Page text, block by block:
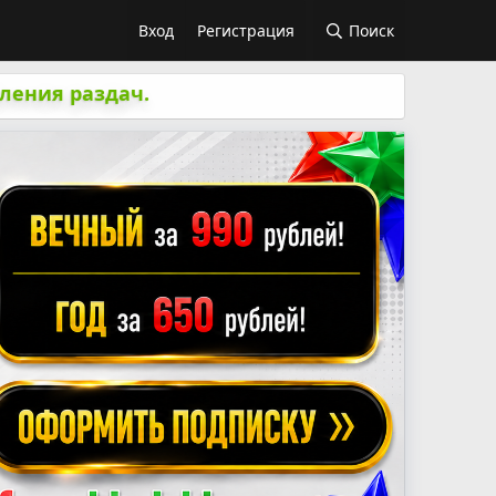
Вход Регистрация Поиск
раздач.